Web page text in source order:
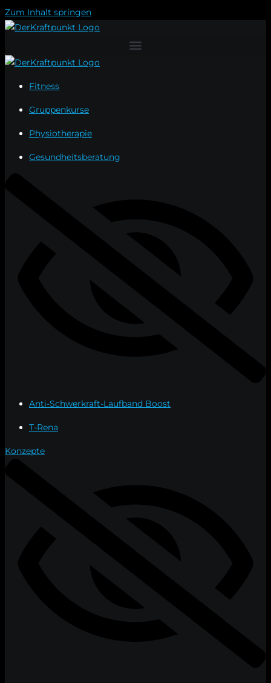
Zum Inhalt springen
Fitness
Gruppenkurse
Physiotherapie
Gesundheitsberatung
Anti-Schwerkraft-Laufband Boost
T-Rena
Konzepte